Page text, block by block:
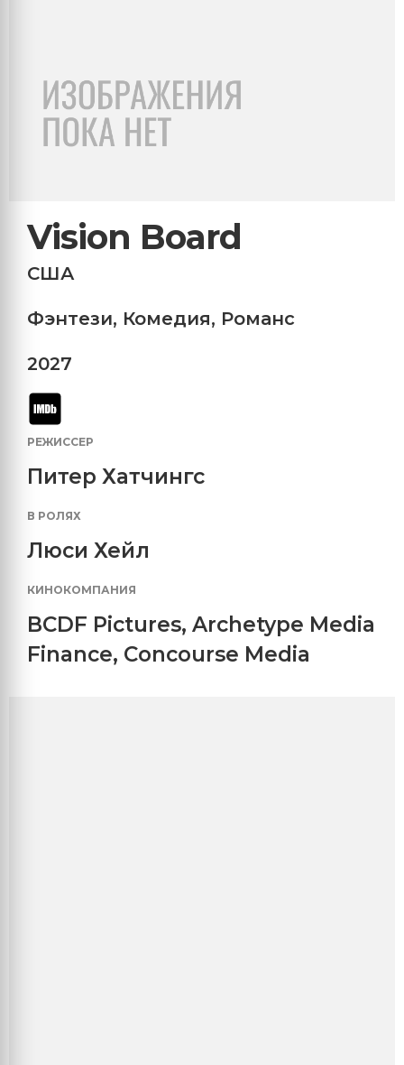
Vision Board
США
Фэнтези, Комедия, Романс
2027
РЕЖИССЕР
Питер Хатчингс
В РОЛЯХ
Люси Хейл
КИНОКОМПАНИЯ
BCDF Pictures, Archetype Media
Finance, Concourse Media